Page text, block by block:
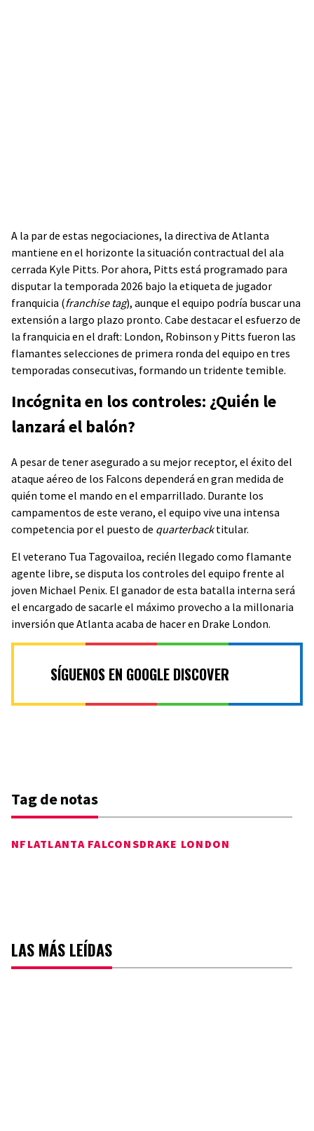
A la par de estas negociaciones, la directiva de Atlanta
mantiene en el horizonte la situación contractual del ala
cerrada Kyle Pitts. Por ahora, Pitts está programado para
disputar la temporada 2026 bajo la etiqueta de jugador
franquicia (franchise tag), aunque el equipo podría buscar una
extensión a largo plazo pronto. Cabe destacar el esfuerzo de
la franquicia en el draft: London, Robinson y Pitts fueron las
flamantes selecciones de primera ronda del equipo en tres
temporadas consecutivas, formando un tridente temible.
Incógnita en los controles: ¿Quién le
lanzará el balón?
A pesar de tener asegurado a su mejor receptor, el éxito del
ataque aéreo de los Falcons dependerá en gran medida de
quién tome el mando en el emparrillado. Durante los
campamentos de este verano, el equipo vive una intensa
competencia por el puesto de quarterbacktitular.
El veterano Tua Tagovailoa, recién llegado como flamante
agente libre, se disputa los controles del equipo frente al
joven Michael Penix. El ganador de esta batalla interna será
el encargado de sacarle el máximo provecho a la millonaria
inversión que Atlanta acaba de hacer en Drake London.
SÍGUENOS EN GOOGLE DISCOVER
Tag de notas
NFLATLANTA FALCONSDRAKE LONDON
LAS MÁS LEÍDAS